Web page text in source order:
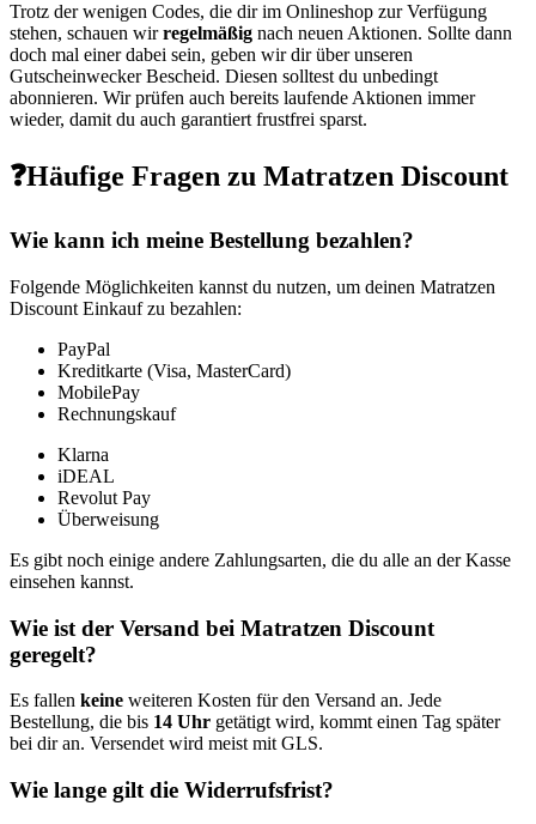
Trotz der wenigen Codes, die dir im Onlineshop zur Verfügung
stehen, schauen wirregelmäßig nach neuen Aktionen. Sollte dann
doch mal einer dabei sein, geben wir dir über unseren
Gutscheinwecker Bescheid. Diesen solltest du unbedingt
abonnieren. Wir prüfen auch bereits laufende Aktionen immer
wieder, damit du auch garantiert frustfrei sparst.
❓Häufige Fragen zu Matratzen Discount
Wie kann ich meine Bestellung bezahlen?
Folgende Möglichkeiten kannst du nutzen, um deinen Matratzen
Discount Einkauf zu bezahlen:
PayPal
Kreditkarte (Visa, MasterCard)
MobilePay
Rechnungskauf
Klarna
iDEAL
Revolut Pay
Überweisung
Es gibt noch einige andere Zahlungsarten, die du alle an der Kasse
einsehen kannst.
Wie ist der Versand bei Matratzen Discount
geregelt?
Es fallen keine weiteren Kosten für den Versand an. Jede
Bestellung, die bis 14 Uhr getätigt wird, kommt einen Tag später
bei dir an. Versendet wird meist mit GLS.
Wie lange gilt die Widerrufsfrist?